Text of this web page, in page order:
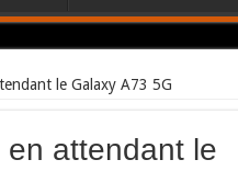
le Galaxy A73 5G
en attendant le